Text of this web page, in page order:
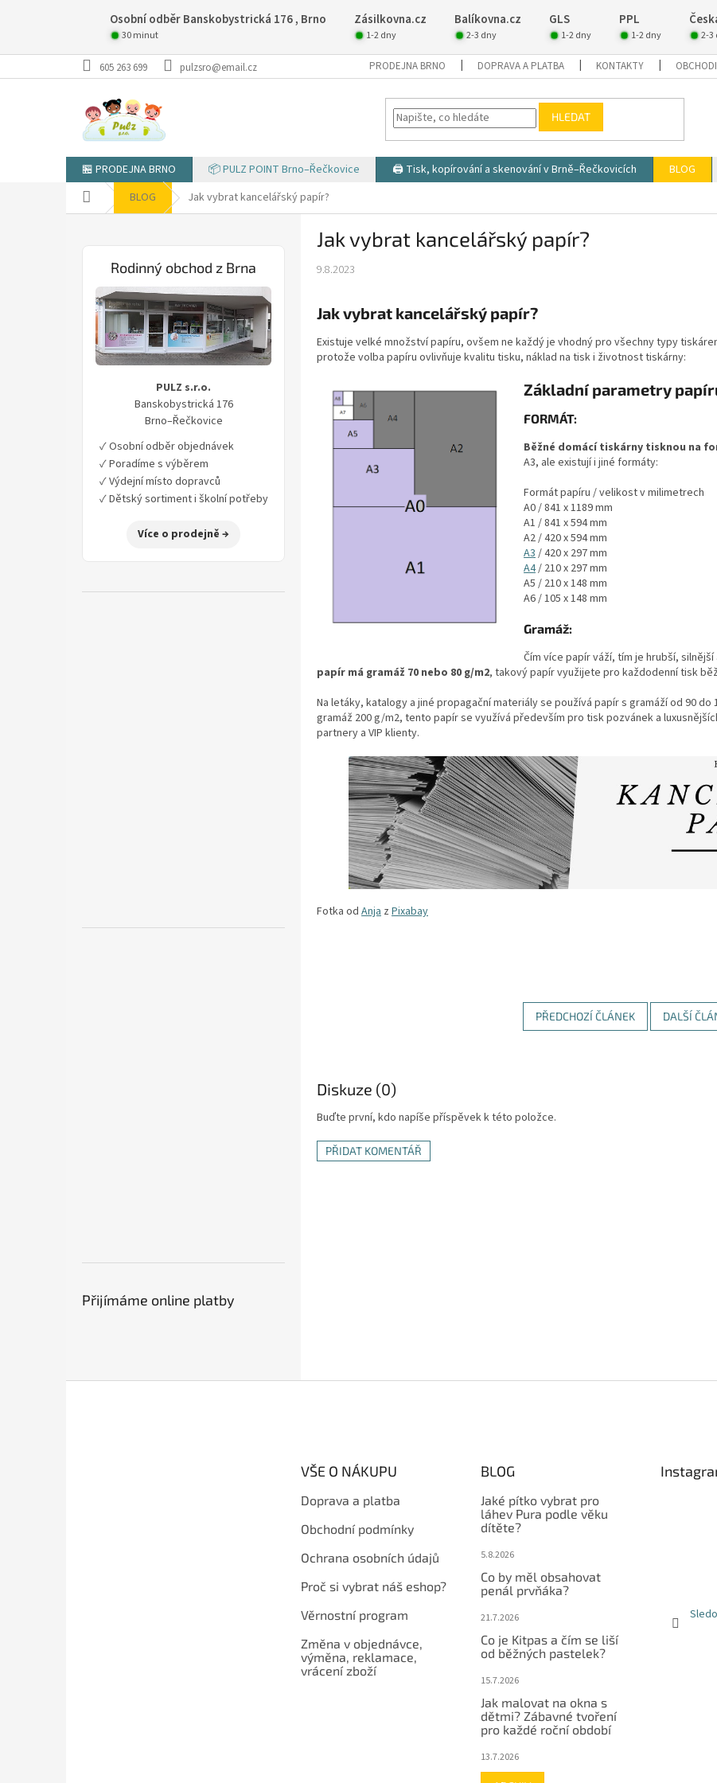
Osobní odběr Banskobystrická 176 , Brno Zásilkovna.cz Balíkovna.cz GLS PPL
30 minut 1-2 dny 2-3 dny 1-2 dny 1-2 dny 2-3
605 263 699 pulzsro@email.cz PRODEJNA BRNO DOPRAVA A PLATBA KONTAKTY
HLEDAT
🏪 PRODEJNA BRNO 📦 PULZ POINT Brno–Řečkovice 🖨️ Tisk, kopírování a skenování v Brně–Řečkovicích BLOG
BLOG Jak vybrat kancelářský papír?
Rodinný obchod z Brna
PULZ s.r.o.
Banskobystrická 176
Brno–Řečkovice
✓ Osobní odběr objednávek
✓ Poradíme s výběrem
✓ Výdejní místo dopravců
✓ Dětský sortiment i školní potřeby
Více o prodejně →
Přijímáme online platby
Jak vybrat kancelářský papír?
9.8.2023
Jak vybrat kancelářský papír?
Existuje velké množství papíru, ovšem ne každý je vhodný pro všechny typy
protože volba papíru ovlivňuje kvalitu tisku, náklad na tisk i životnost tiskárny:
Základní parametry
FORMÁT:
Běžné domácí tiskárny tisknou na
A3, ale existují i jiné formáty:
Formát papíru / velikost v milimetrech
A0 / 841 x 1189 mm
A1 / 841 x 594 mm
A2 / 420 x 594 mm
A3 / 420 x 297 mm
A4/ 210 x 297 mm
A5 / 210 x 148 mm
A6 / 105 x 148 mm
Gramáž:
Čím více papír váží, tím je hrubší,
papír má gramáž 70 nebo 80 g/m2, takový papír využijete pro každodenní tisk
Na letáky, katalogy a jiné propagační materiály se používá papír s gramáží od 90
gramáž 200 g/m2, tento papír se využívá především pro tisk pozvánek a
partnery a VIP klienty.
Fotka od Anja z Pixabay
PŘEDCHOZÍ ČLÁNEK DALŠÍ
Diskuze (0)
Buďte první, kdo napíše příspěvek k této položce.
PŘIDAT KOMENTÁŘ
VŠE O NÁKUPU
Doprava a platba
Obchodní podmínky
Ochrana osobních údajů
Proč si vybrat náš eshop?
Věrnostní program
Změna v objednávce,
výměna, reklamace,
vrácení zboží
BLOG
Jaké pítko vybrat pro
láhev Pura podle věku
dítěte?
5.8.2026
Co by měl obsahovat
penál prvňáka?
21.7.2026
Co je Kitpas a čím se liší
od běžných pastelek?
15.7.2026
Jak malovat na okna s
dětmi? Zábavné tvoření
pro každé roční období
13.7.2026